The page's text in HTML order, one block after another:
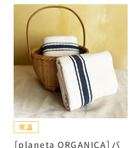
［planeta ORGANICA］バ